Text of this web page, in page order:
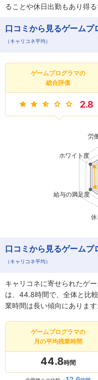
ることや休日出勤もあり得る
口コミから見るゲームプ
（キャリコネ平均）
ゲームプログラマの
総合評価
2.8
口コミから見るゲームプ
（キャリコネ平均）
キャリコネに寄せられたゲ
は、44.8時間で、全体と比
業時間は長い傾向にあります
ゲームプログラマの
月の平均残業時間
44.8時間